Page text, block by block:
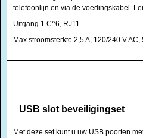
telefoonlijn en via de voedingskabel.
Uitgang 1 C^6, RJ11
Max stroomsterkte 2,5 A, 120/240 V AC,
USB slot beveiligingset
Met deze set kunt u uw USB poorten